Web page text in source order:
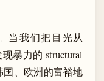
当我们把目光从
暴力的 structural
国、欧洲的富裕地